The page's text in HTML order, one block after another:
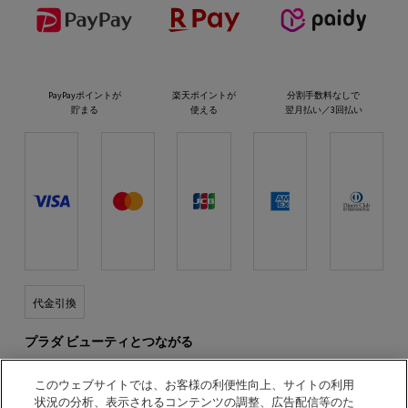
PayPayポイントが
貯まる
楽天ポイントが
使える
分割手数料なしで
翌月払い／3回払い
代金引換
プラダ ビューティとつながる
このウェブサイトでは、お客様の利便性向上、サイトの利用
状況の分析、表示されるコンテンツの調整、広告配信等のた